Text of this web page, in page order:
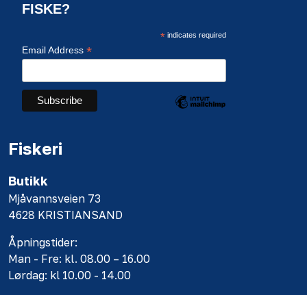
FISKE?
*indicates required
Email Address *
Fiskeri
Butikk
Mjåvannsveien 73
4628 KRISTIANSAND
Åpningstider:
Man - Fre: kl. 08.00 – 16.00
Lørdag: kl 10.00 - 14.00